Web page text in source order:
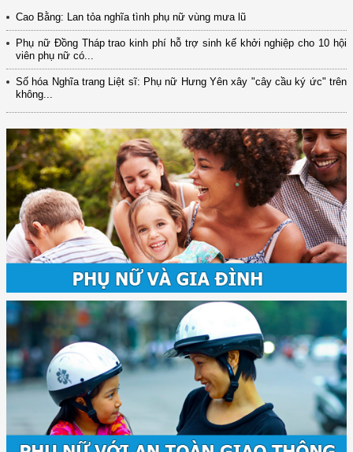
Cao Bằng: Lan tỏa nghĩa tình phụ nữ vùng mưa lũ
Phụ nữ Đồng Tháp trao kinh phí hỗ trợ sinh kế khởi nghiệp cho 10 hội
viên phụ nữ có...
Số hóa Nghĩa trang Liệt sĩ: Phụ nữ Hưng Yên xây "cây cầu ký ức" trên
không...